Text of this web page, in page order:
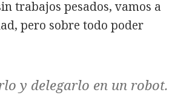
trabajos pesados, vamos a
pero sobre todo poder
y delegarlo en un robot.